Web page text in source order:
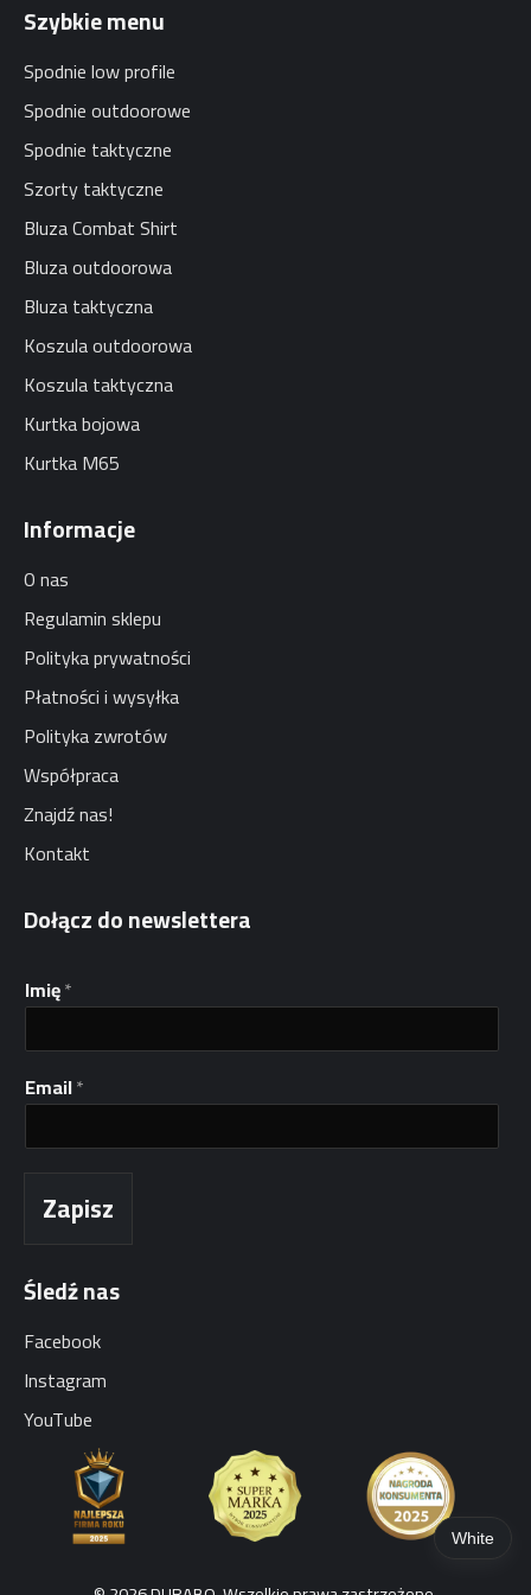
Szybkie menu
Spodnie low profile
Spodnie outdoorowe
Spodnie taktyczne
Szorty taktyczne
Bluza Combat Shirt
Bluza outdoorowa
Bluza taktyczna
Koszula outdoorowa
Koszula taktyczna
Kurtka bojowa
Kurtka M65
Informacje
O nas
Regulamin sklepu
Polityka prywatności
Płatności i wysyłka
Polityka zwrotów
Współpraca
Znajdź nas!
Kontakt
Dołącz do newslettera
Imię*
E
m
i
ę
Email*
Zapisz
Śledź nas
Facebook
Instagram
YouTube
White